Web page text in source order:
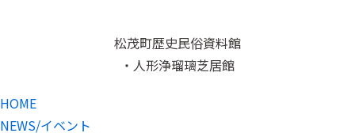
松茂町歴史民俗資料館
・人形浄瑠璃芝居館
HOME
NEWS/イベント